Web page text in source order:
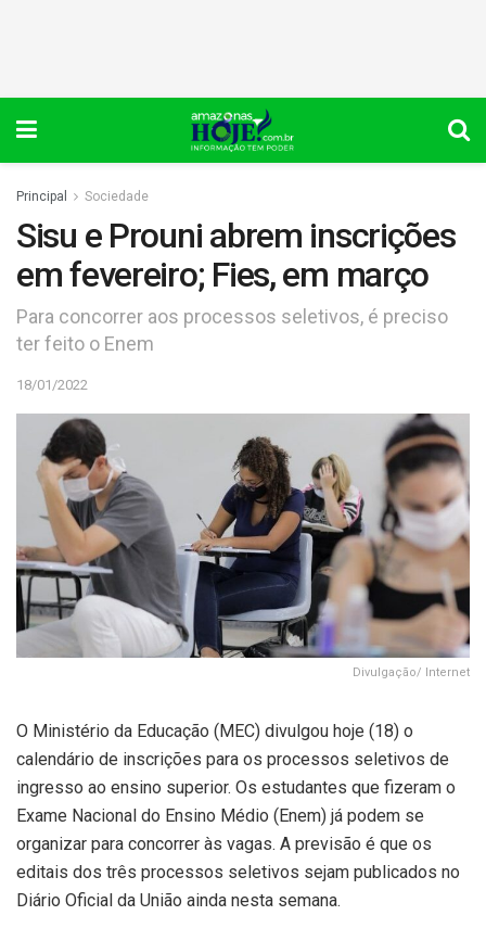
Principal Sociedade
Sisu e Prouni abrem inscrições
em fevereiro; Fies, em março
Para concorrer aos processos seletivos, é preciso
ter feito o Enem
18/01/2022
Divulgação/ Internet
O Ministério da Educação (MEC) divulgou hoje (18) o
calendário de inscrições para os processos seletivos de
ingresso ao ensino superior. Os estudantes que fizeram o
Exame Nacional do Ensino Médio (Enem) já podem se
organizar para concorrer às vagas. A previsão é que os
editais dos três processos seletivos sejam publicados no
Diário Oficial da União ainda nesta semana.